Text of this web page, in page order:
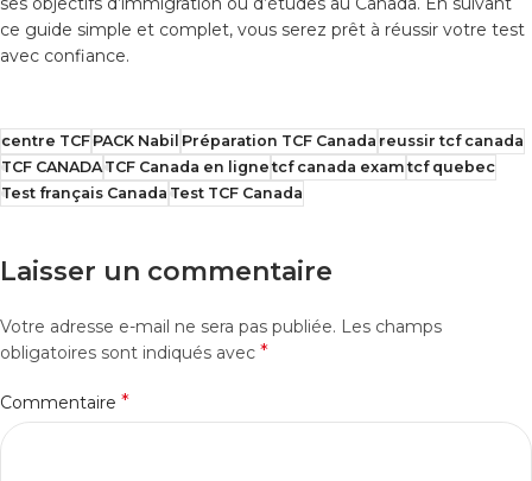
ce guide simple et complet, vous serez prêt à réussir votre test
avec confiance.
centre TCFPACK Nabil Préparation TCF Canada reussir tcf canada
TCF CANADATCF Canada en ligne tcf canada exam tcf quebec
Test français Canada Test TCF Canada
Laisser un commentaire
Votre adresse e-mail ne sera pas publiée. Les champs
obligatoires sont indiqués avec *
Commentaire *